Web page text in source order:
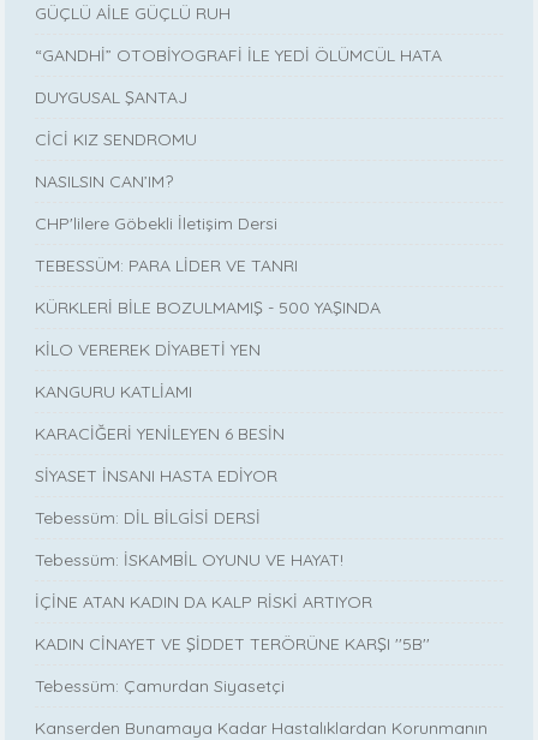
GÜÇLÜ AİLE GÜÇLÜ RUH
“GANDHİ” OTOBİYOGRAFİ İLE YEDİ ÖLÜMCÜL HATA
DUYGUSAL ŞANTAJ
CİCİ KIZ SENDROMU
NASILSIN CAN’IM?
CHP'lilere Göbekli İletişim Dersi
TEBESSÜM: PARA LİDER VE TANRI
KÜRKLERİ BİLE BOZULMAMIŞ - 500 YAŞINDA
KİLO VEREREK DİYABETİ YEN
KANGURU KATLİAMI
KARACİĞERİ YENİLEYEN 6 BESİN
SİYASET İNSANI HASTA EDİYOR
Tebessüm: DİL BİLGİSİ DERSİ
Tebessüm: İSKAMBİL OYUNU VE HAYAT!
İÇİNE ATAN KADIN DA KALP RİSKİ ARTIYOR
KADIN CİNAYET VE ŞİDDET TERÖRÜNE KARŞI ''5B''
Tebessüm: Çamurdan Siyasetçi
Kanserden Bunamaya Kadar Hastalıklardan Korunmanın